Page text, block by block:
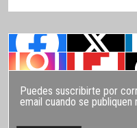
Puedes suscribirte por
email cuando se publiquen